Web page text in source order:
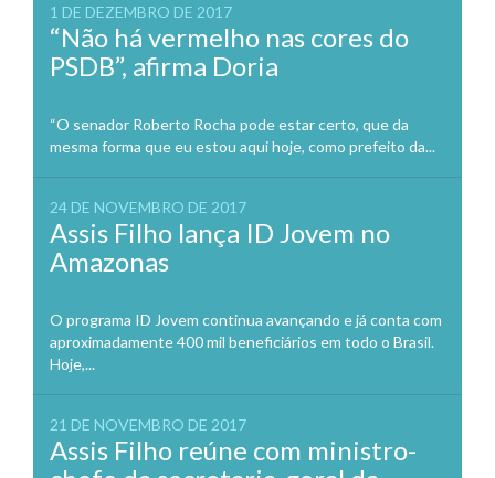
1 DE DEZEMBRO DE 2017
“Não há vermelho nas cores do
PSDB”, afirma Doria
“O senador Roberto Rocha pode estar certo, que da
mesma forma que eu estou aqui hoje, como prefeito da...
24 DE NOVEMBRO DE 2017
Assis Filho lança ID Jovem no
Amazonas
O programa ID Jovem continua avançando e já conta com
aproximadamente 400 mil beneficiários em todo o Brasil.
Hoje,...
21 DE NOVEMBRO DE 2017
Assis Filho reúne com ministro-